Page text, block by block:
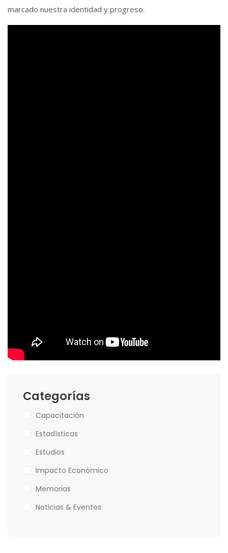
marcado nuestra identidad y progreso.
Categorías
Capacitación
Estadísticas
Estudios
Impacto Económico
Memorias
Noticias & Eventos